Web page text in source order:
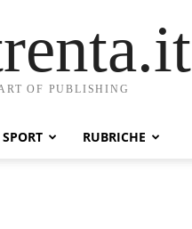
OF PUBLISHING
SPORT RUBRICHE